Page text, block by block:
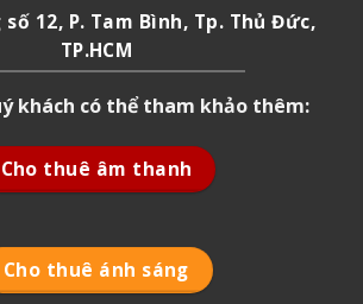
12, P. Tam Bình, Tp. Thủ Đức,
TP.HCM
khách có thể tham khảo thêm:
Cho thuê âm thanh
Cho thuê ánh sáng